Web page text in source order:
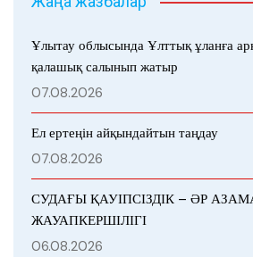
Ұлытау облысында Ұлттық ұланға
қалашық салынып жатыр
07.08.2026
Ел ертеңін айқындайтын таңдау
07.08.2026
СУДАҒЫ ҚАУІПСІЗДІК – ӘР
ЖАУАПКЕРШІЛІГІ
06.08.2026